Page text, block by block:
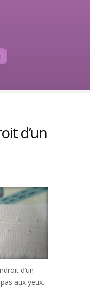
d’un
d’un
aux yeux.